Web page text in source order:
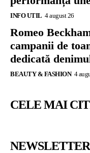
INFO UTIL 4 august 26
Romeo
campanii de
dedicată
BEAUTY & FASHION 4
CELE MAI
NEWSLETTER